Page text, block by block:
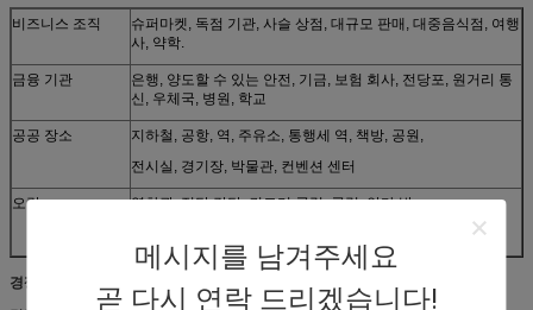
메시지를 남겨주세요
곧 다시 연락 드리겠습니다!
비즈니스 조직
슈퍼마켓, 독점 기관, 사슬 상점, 대규모 판매, 대중음식점, 여행
사, 약학.
금융 기관
은행, 양도할 수 있는 안전, 기금, 보험 회사, 전당포, 원거리 통
신, 우체국, 병원, 학교
공공 장소
지하철, 공항, 역, 주유소, 통행세 역, 책방, 공원,
전시실, 경기장, 박물관, 컨벤션 센터
오락
영화관, 적당 강당, 컨트리 클럽, 클럽, 안마 방,
경쟁 이점